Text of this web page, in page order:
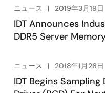
ニュース 2019年3月19日
IDT Announces
DDR5 Server
ニュース 2018年1月26日
IDT Begins